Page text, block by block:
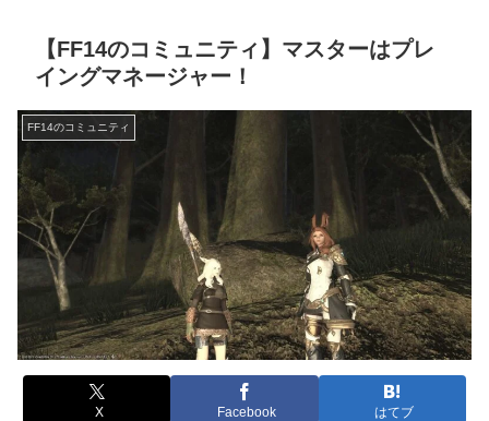
【FF14のコミュニティ】マスターはプレ
イングマネージャー！
FF14のコミュニティ
X Facebook はてブ